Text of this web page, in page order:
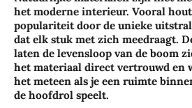
het moderne interieur. Vooral
populariteit door de unieke
dat elk stuk met zich meedraagt.
laten de levensloop van de boom
het materiaal direct vertrouwd en
het meteen als je een ruimte
de hoofdrol speelt.